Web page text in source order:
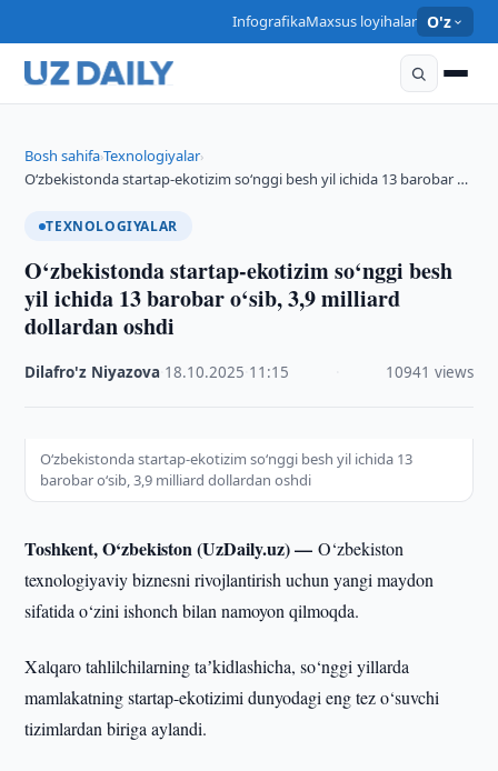
InfografikaMaxsus loyihalar O'z
Bosh sahifa›Texnologiyalar›
O‘zbekistonda startap-ekotizim so‘nggi besh yil ichida 13 barobar …
TEXNOLOGIYALAR
O‘zbekistonda startap-ekotizim so‘nggi besh
yil ichida 13 barobar o‘sib, 3,9 milliard
dollardan oshdi
Dilafro'z Niyazova 18.10.2025 11:15 10941 views
O‘zbekistonda startap-ekotizim so‘nggi besh yil ichida 13
barobar o‘sib, 3,9 milliard dollardan oshdi
Toshkent, O‘zbekiston (UzDaily.uz) —O‘zbekiston
texnologiyaviy biznesni rivojlantirish uchun yangi maydon
sifatida o‘zini ishonch bilan namoyon qilmoqda.
Xalqaro tahlilchilarning taʼkidlashicha, so‘nggi yillarda
mamlakatning startap-ekotizimi dunyodagi eng tez o‘suvchi
tizimlardan biriga aylandi.